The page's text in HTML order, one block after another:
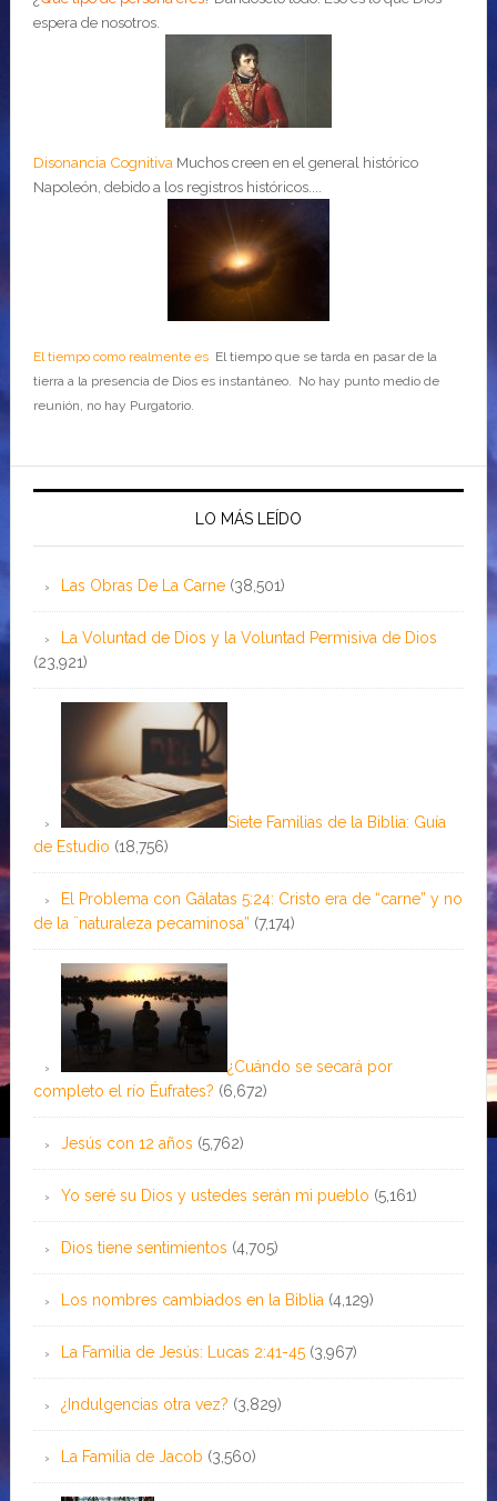
espera de nosotros.
Disonancia Cognitiva Muchos creen en el general histórico
Napoleón, debido a los registros históricos....
El tiempo como realmente esEl tiempo que se tarda en pasar de la
tierra a la presencia de Dios es instantáneo. No hay punto medio de
reunión, no hay Purgatorio.
LO MÁS LEÍDO
Las Obras De La Carne (38,501)
La Voluntad de Dios y la Voluntad Permisiva de Dios
(23,921)
Siete Familias de la Biblia: Guía
de Estudio (18,756)
El Problema con Gálatas 5:24: Cristo era de “carne” y no
de la ¨naturaleza pecaminosa” (7,174)
¿Cuándo se secará por
completo el río Éufrates? (6,672)
Jesús con 12 años (5,762)
Yo seré su Dios y ustedes serán mi pueblo (5,161)
Dios tiene sentimientos (4,705)
Los nombres cambiados en la Biblia (4,129)
La Familia de Jesús: Lucas 2:41-45 (3,967)
¿Indulgencias otra vez? (3,829)
La Familia de Jacob (3,560)